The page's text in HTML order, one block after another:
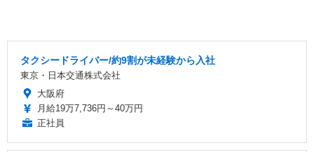
タクシードライバー/約9割が未経験から入社
東京・日本交通株式会社
大阪府
月給19万7,736円～40万円
正社員